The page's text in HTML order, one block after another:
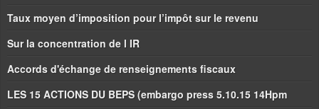
Taux moyen d’imposition pour l’impôt sur le revenu
Sur la concentration de l IR
Accords d'échange de renseignements fiscaux
LES 15 ACTIONS DU BEPS (embargo press 5.10.15 14Hpm